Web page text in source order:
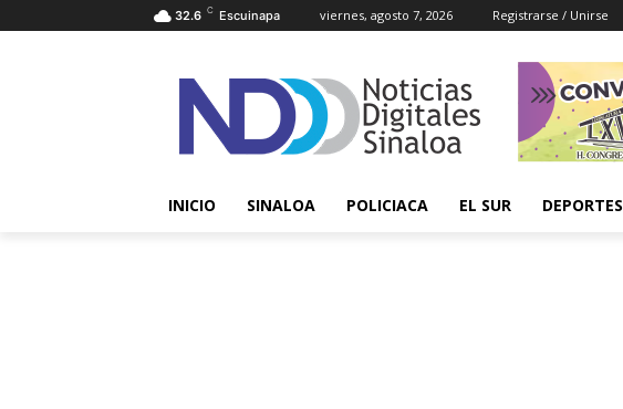
32.6 C Escuinapa viernes, agosto 7, 2026 Registrarse / Unirse
INICIO SINALOA POLICIACA EL SUR DEPORTES